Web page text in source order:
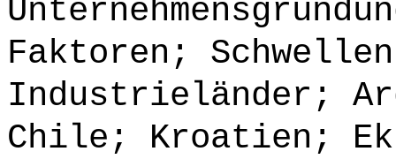
Faktoren;
Industrieländer;
Chile; Kroatien;